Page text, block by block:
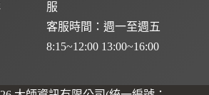
服
客服時間：週一至週五
8:15~12:00 13:00~16:00